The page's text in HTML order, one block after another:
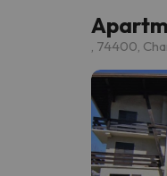
, 74400,